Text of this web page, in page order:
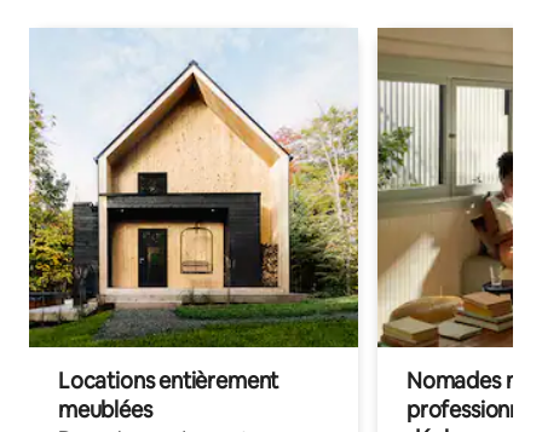
Locations entièrement
meublées
Nomades